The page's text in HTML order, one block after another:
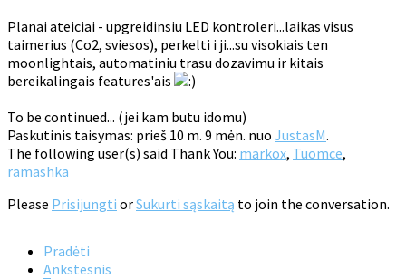
Planai ateiciai - upgreidinsiu LED kontroleri...laikas visus
taimerius (Co2, sviesos), perkelti i ji...su visokiais ten
moonlightais, automatiniu trasu dozavimu ir kitais
bereikalingais features'ais
To be continued... (jei kam butu idomu)
Paskutinis taisymas: prieš 10 m. 9 mėn. nuo JustasM.
The following user(s) said Thank You: markox, Tuomce,
ramashka
Please Prisijungti orSukurti sąskaitą to join the conversation.
Pradėti
Ankstesnis